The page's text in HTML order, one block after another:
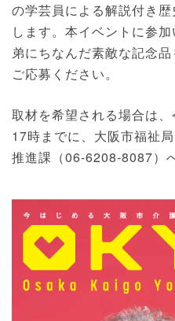
の学芸員による解説付き
します。本イベントに参
弟にちなんだ素敵な記念
ご応募ください。
取材を希望される場合は
17時までに、大阪市福祉
推進課（06-6208-8087）